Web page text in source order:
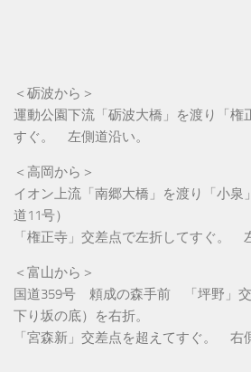
＜砺波から＞
運動公園下流「砺波大橋」を渡り「権
すぐ。 左側道沿い。
＜高岡から＞
イオン上流「南郷大橋」を渡り「小泉
道11号）
「権正寺」交差点で左折してすぐ。
＜富山から＞
国道359号 頼成の森手前 「坪野」交
下り坂の底）を右折。
「宮森新」交差点を超えてすぐ。 右